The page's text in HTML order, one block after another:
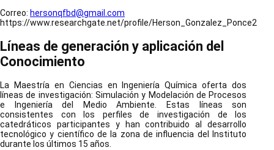
Correo: hersonqfbd@gmail.com
https://www.researchgate.net/profile/Herson_Gonzalez_Ponce2
Líneas de generación y aplicación del
Conocimiento
La Maestría en Ciencias en Ingeniería Química oferta dos
líneas de investigación: Simulación y Modelación de Procesos
e Ingeniería del Medio Ambiente. Estas líneas son
consistentes con los perfiles de investigación de los
catedráticos participantes y han contribuido al desarrollo
tecnológico y científico de la zona de influencia del Instituto
durante los últimos 15 años.